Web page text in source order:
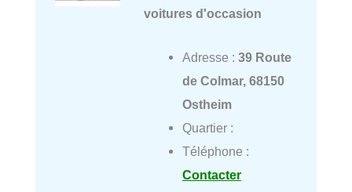
voitures d'occasion
Adresse : 39 Route
de Colmar, 68150
Ostheim
Quartier :
Téléphone :
Contacter